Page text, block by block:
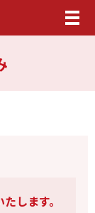
メ
します。